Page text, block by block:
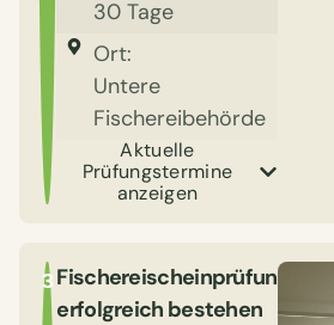
30 Tage
Ort:
Untere
Fischereibehörde
Aktuelle
Prüfungstermine
anzeigen
3 Fischereischeinprüfung
erfolgreich bestehen